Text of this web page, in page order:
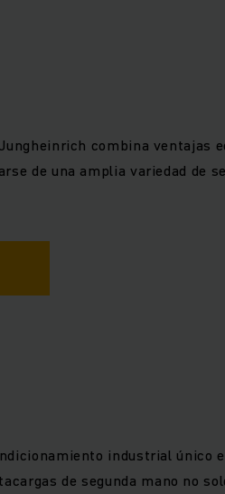
combina ventajas
de una amplia variedad de
industrial único
de segunda mano no